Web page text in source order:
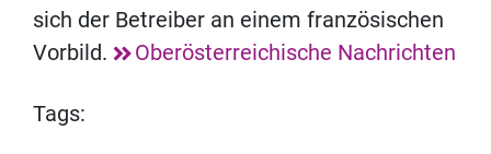
sich der Betreiber an einem französischen
Vorbild.
Oberösterreichische Nachrichten
Tags: